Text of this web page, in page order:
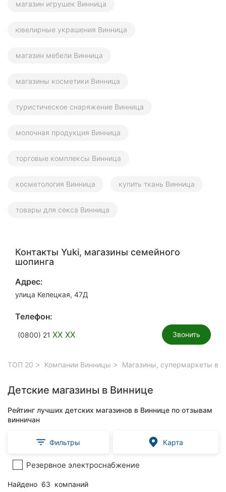
магазин игрушек Винница
ювелирные украшения Винница
магазин мебели Винница
магазины косметики Винница
туристическое снаряжение Винница
молочная продукция Винница
торговые комплексы Винница
косметология Винница купить ткань Винница
товары для секса Винница
Контакты Yuki, магазины семейного
шопинга
Адрес:
улица Келецкая, 47Д
Телефон:
(0800) 21 XX XX Звонить
ТОП 20 Компании Винницы Магазины, супермаркеты в
Детские магазины в Виннице
Рейтинг лучших детских магазинов в Виннице по отзывам
винничан
Фильтры Карта
Резервное электроснабжение
Найдено 63 компаний